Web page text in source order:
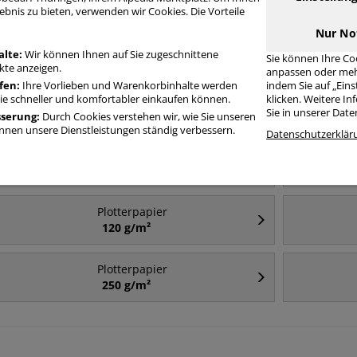
Häufig gesucht
Plotterpapier
841mm
Plotterpapier
120 g/m²
Plotterpapier
250 g/m²
zu bieten, verwenden wir Cookies. Die Vorteile
Wir können Ihnen auf Sie zugeschnittene
anzeigen.
Ihre Vorlieben und Warenkorbinhalte werden
schneller und komfortabler einkaufen können.
Durch Cookies verstehen wir, wie Sie unseren
unsere Dienstleistungen ständig verbessern.
Nur
Sie können Ihre
anpassen oder
indem Sie auf
klicken. Weitere
Sie in unserer